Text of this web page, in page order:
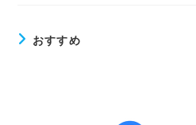
おすすめ